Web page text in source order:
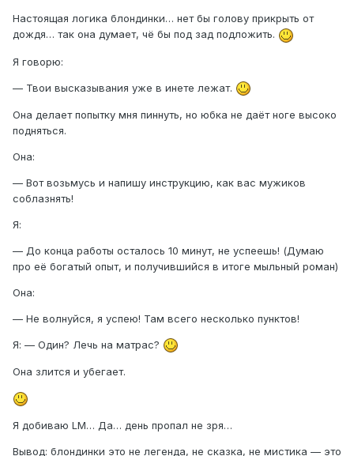
Настоящая логика блондинки… нет бы голову прикрыть от
дождя… так она думает, чё бы под зад подложить.
Я говорю:
— Твои высказывания уже в инете лежат.
Она делает попытку мня пиннуть, но юбка не даёт ноге высоко
подняться.
Она:
— Вот возьмусь и напишу инструкцию, как вас мужиков
соблазнять!
Я:
— До конца работы осталось 10 минут, не успеешь! (Думаю
про её богатый опыт, и получившийся в итоге мыльный роман)
Она:
— Не волнуйся, я успею! Там всего несколько пунктов!
Я: — Один? Лечь на матрас?
Она злится и убегает.
Я добиваю LM… Да… день пропал не зря…
Вывод: блондинки это не легенда, не сказка, не мистика — это